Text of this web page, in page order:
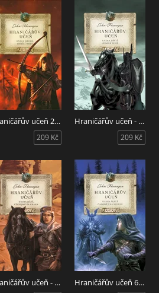
hraničář je pro království stejně
A když se s Haltem vydá na
pustiny, aby vystopoval děsivé
krále, zjistí nakonec, že
tak špatné…
Hraničářův učeň 2 - Hořící most
209 Kč
Hraničářův učeň - Kniha třetí - Ledová země
209 Kč
Hraničářův učeň - Kniha pátá - Výkupné za Eraka Hraničářův učeň 6 - Čaroděj na severu